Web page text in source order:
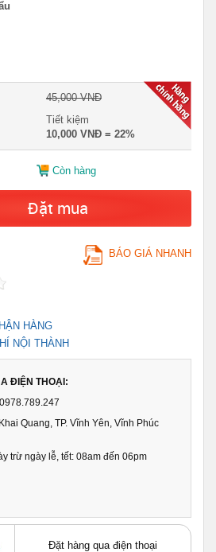
45,000 VNĐ
Tiết kiệm
10,000 VNĐ = 22%
Còn hàng
Đặt mua
BÁO GIÁ NHANH
HÀNG
NỘI THÀNH
ĐIỆN THOẠI:
Quang, TP. Vĩnh Yên, Vĩnh Phúc
trừ ngày lễ, tết: 08am đến 06pm
Đặt hàng qua điện thoại